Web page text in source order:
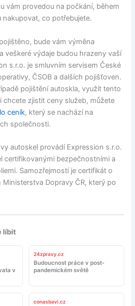
vám provedou na počkání, během
nakupovat, co potřebujete.
bude vám výměna
veškeré výdaje budou hrazeny vaší
s.r.o. je smluvním servisem České
ČSOB a dalších pojišťoven.
pojištění autoskla, využít tento
chcete zjistit ceny služeb, můžete
ceník, který se nachází na
společnosti.
autoskel provádí Expression s.r.o.
certifikovanými bezpečnostními a
Samozřejmostí je certifikát o
Dopravy ČR, který po
líbit
v
24zpravy.cz
Budoucnost práce v post-
pandemickém světě
conasbavi.cz